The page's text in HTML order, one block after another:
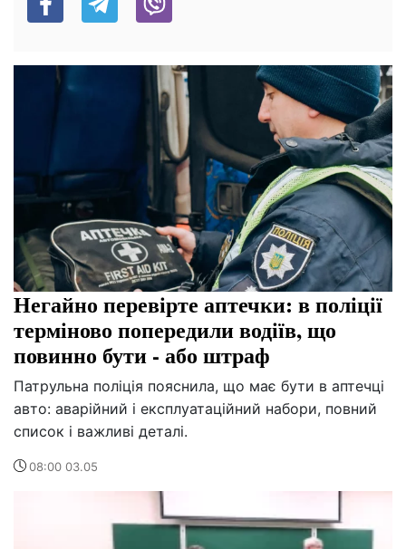
Негайно перевірте аптечки: в поліції
терміново попередили водіїв, що
повинно бути - або штраф
Патрульна поліція пояснила, що має бути в аптечці
авто: аварійний і експлуатаційний набори, повний
список і важливі деталі.
08:00 03.05